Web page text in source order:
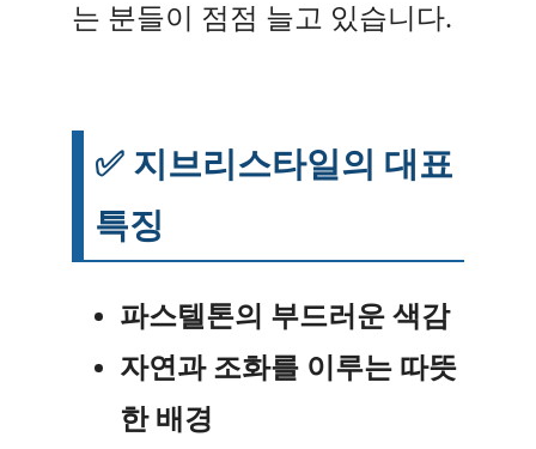
는 분들이 점점 늘고 있습니다.
✅ 지브리스타일의 대표
특징
파스텔톤의 부드러운 색감
자연과 조화를 이루는 따뜻
한 배경